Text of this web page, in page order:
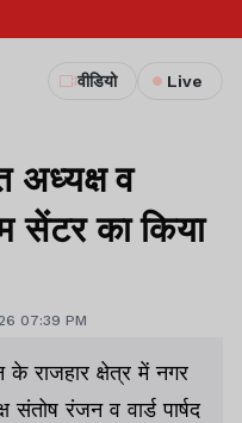
वीडियो Live
अध्यक्ष व
सेंटर का किया
07:39 PM
के राजहार क्षेत्र में नगर
संतोष रंजन व वार्ड पार्षद